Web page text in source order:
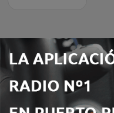
Emisoras de